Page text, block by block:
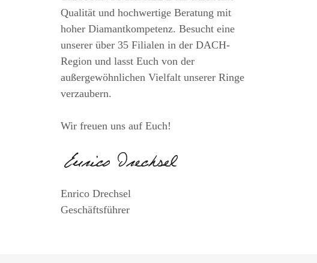
Qualität und hochwertige Beratung mit
hoher Diamantkompetenz. Besucht eine
unserer über 35 Filialen in der DACH-
Region und lasst Euch von der
außergewöhnlichen Vielfalt unserer Ringe
verzaubern.
Wir freuen uns auf Euch!
Enrico Drechsel
Geschäftsführer